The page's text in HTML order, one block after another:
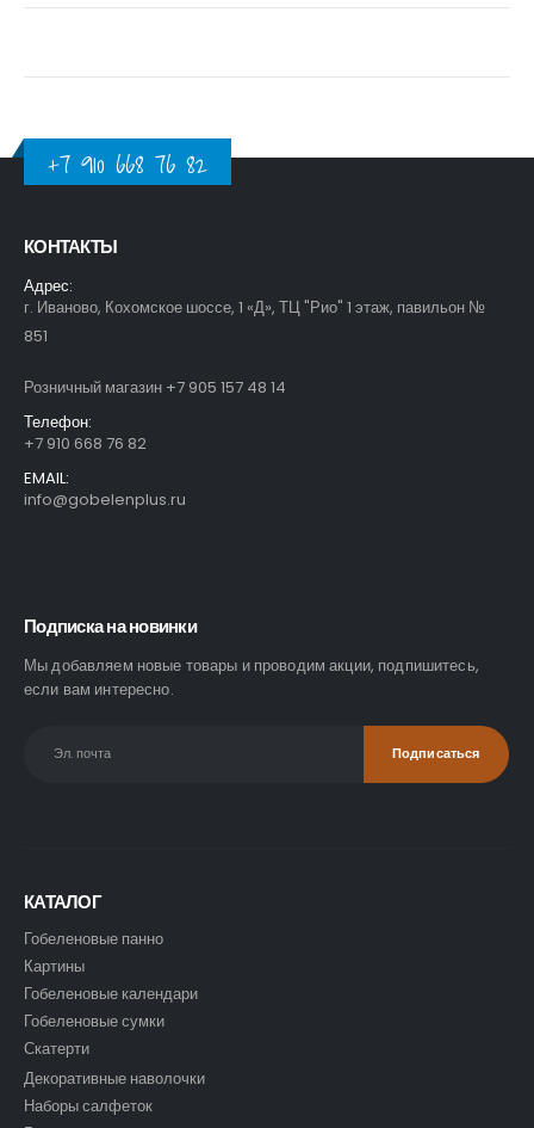
+7 910 668 76 82
КОНТАКТЫ
Адрес:
г. Иваново, Кохомское шоссе, 1 «Д», ТЦ "Рио" 1 этаж, павильон №
851
Розничный магазин +7 905 157 48 14
Телефон:
+7 910 668 76 82
EMAIL:
info@gobelenplus.ru
Подписка на новинки
Мы добавляем новые товары и проводим акции, подпишитесь,
если вам интересно.
КАТАЛОГ
Гобеленовые панно
Картины
Гобеленовые календари
Гобеленовые сумки
Скатерти
Декоративные наволочки
Наборы салфеток